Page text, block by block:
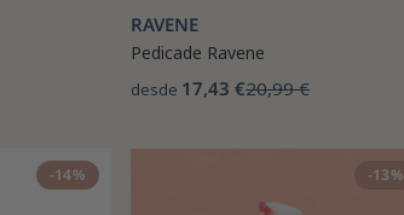
RAVENE
Pedicade Ravene
desde 17,43 €20,99 €
-14% -13%